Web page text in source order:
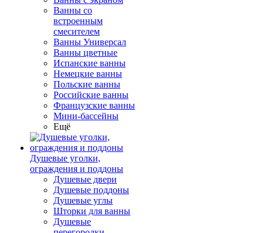
Ванны со
встроенным
смесителем
Ванны Универсал
Ванны цветные
Испанские ванны
Немецкие ванны
Польские ванны
Российские ванны
Французские ванны
Мини-бассейны
Ещё
Душевые уголки,
ограждения и поддоны
Душевые двери
Душевые поддоны
Душевые углы
Шторки для ванны
Душевые